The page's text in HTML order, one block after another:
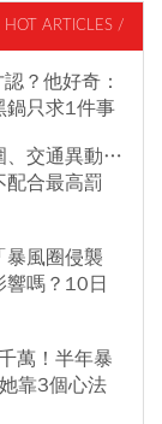
HOT ARTICLES /
？他好奇：
只求1件事
、交通異動…
合最高罰
暴風圈侵襲
響嗎？10日
萬！半年暴
靠3個心法